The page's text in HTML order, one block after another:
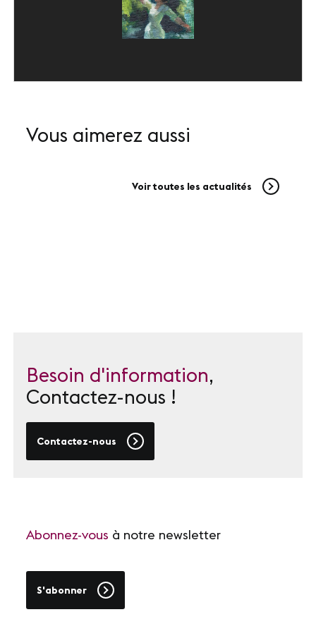
Vous aimerez aussi
Voir toutes les actualités
Besoin d'information,
Contactez-nous !
Contactez-nous
Abonnez-vous à notre newsletter
S'abonner